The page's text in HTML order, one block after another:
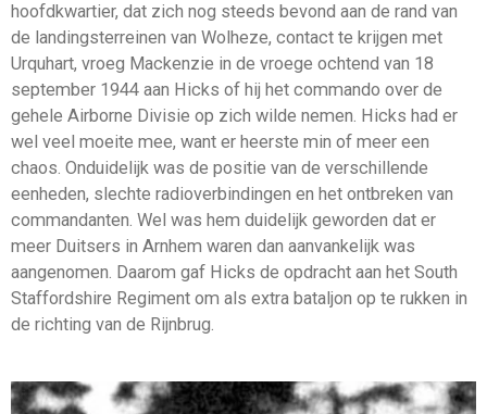
hoofdkwartier, dat zich nog steeds bevond aan de rand van
de landingsterreinen van Wolheze, contact te krijgen met
Urquhart, vroeg Mackenzie in de vroege ochtend van 18
september 1944 aan Hicks of hij het commando over de
gehele Airborne Divisie op zich wilde nemen. Hicks had er
wel veel moeite mee, want er heerste min of meer een
chaos. Onduidelijk was de positie van de verschillende
eenheden, slechte radioverbindingen en het ontbreken van
commandanten. Wel was hem duidelijk geworden dat er
meer Duitsers in Arnhem waren dan aanvankelijk was
aangenomen. Daarom gaf Hicks de opdracht aan het South
Staffordshire Regiment om als extra bataljon op te rukken in
de richting van de Rijnbrug.